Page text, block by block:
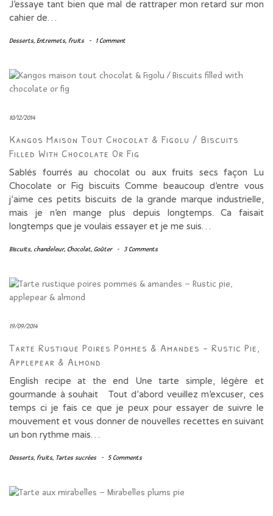
J’essaye tant bien que mal de rattraper mon retard sur mon
cahier de…
Desserts, Entremets, fruits - 1 Comment
10/12/2014
Kangos Maison Tout Chocolat & Figolu / Biscuits
Filled With Chocolate Or Fig
Sablés fourrés au chocolat ou aux fruits secs façon Lu
Chocolate or Fig biscuits Comme beaucoup d’entre vous
j’aime ces petits biscuits de la grande marque industrielle,
mais je n’en mange plus depuis longtemps. Ca faisait
longtemps que je voulais essayer et je me suis…
Biscuits, chandeleur, Chocolat, Goûter - 3 Comments
19/09/2014
Tarte Rustique Poires Pommes & Amandes – Rustic Pie,
Applepear & Almond
English recipe at the end Une tarte simple, légère et
gourmande à souhait Tout d’abord veuillez m’excuser, ces
temps ci je fais ce que je peux pour essayer de suivre le
mouvement et vous donner de nouvelles recettes en suivant
un bon rythme mais…
Desserts, fruits, Tartes sucrées - 5 Comments